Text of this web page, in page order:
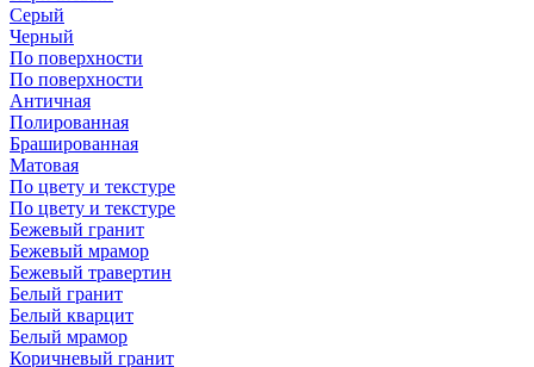
Серый
Черный
По поверхности
По поверхности
Античная
Полированная
Брашированная
Матовая
По цвету и текстуре
По цвету и текстуре
Бежевый гранит
Бежевый мрамор
Бежевый травертин
Белый гранит
Белый кварцит
Белый мрамор
Коричневый гранит